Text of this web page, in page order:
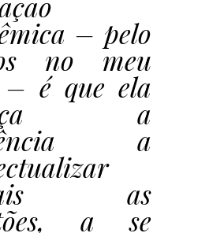
– pelo
no meu
– é que ela
a
a
as
a se